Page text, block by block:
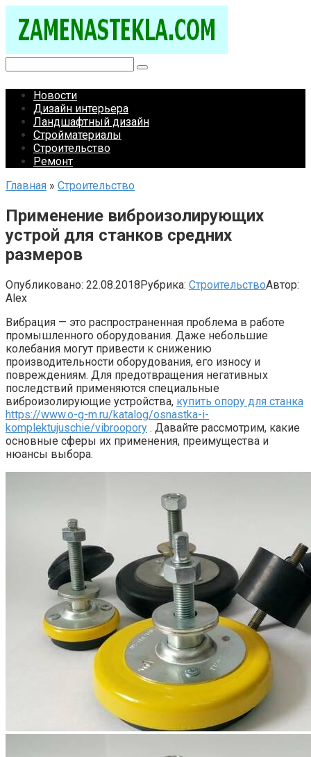
контенту
Новости
Дизайн интерьера
Ландшафтный дизайн
Стройматериалы
Строительство
Ремонт
Главная » Строительство
Применение виброизолирующих
устрой для станков средних
размеров
Опубликовано: 22.08.2018Рубрика: СтроительствоАвтор:
Alex
Вибрация — это распространенная проблема в работе
промышленного оборудования. Даже небольшие
колебания могут привести к снижению
производительности оборудования, его износу и
повреждениям. Для предотвращения негативных
последствий применяются специальные
виброизолирующие устройства, купить опору для станка
https://www.o-g-m.ru/katalog/osnastka-i-
komplektujuschie/vibroopory . Давайте рассмотрим, какие
основные сферы их применения, преимущества и
нюансы выбора.